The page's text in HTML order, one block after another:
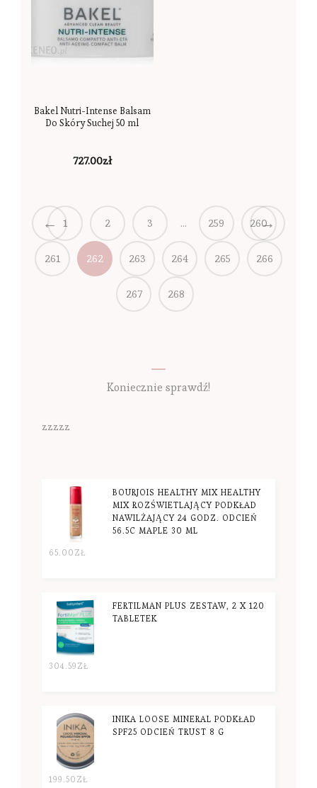
Bakel Nutri-Intense Balsam
Do Skóry Suchej 50 ml
727.00zł
← 1 2 3 … 259 260
261 262 263 264 265 266
267 268
→
Koniecznie sprawdź!
zzzzz
BOURJOIS HEALTHY MIX HEALTHY
MIX ROZŚWIETLAJĄCY PODKŁAD
NAWILŻAJĄCY 24 GODZ. ODCIEŃ
56.5C MAPLE 30 ML
65.00 ZŁ
FERTILMAN PLUS ZESTAW, 2 X 120
TABLETEK
304.59 ZŁ
INIKA LOOSE MINERAL PODKŁAD
SPF25 ODCIEŃ TRUST 8 G
199.50 ZŁ